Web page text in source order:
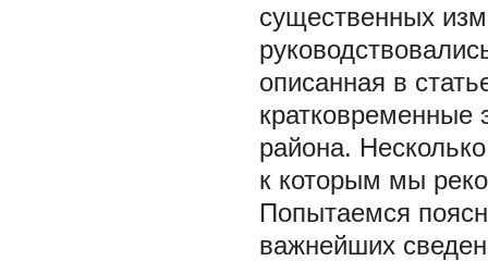
существенных
описанная в
кратковременные
района.
к которым мы
Попытаемся
важнейших